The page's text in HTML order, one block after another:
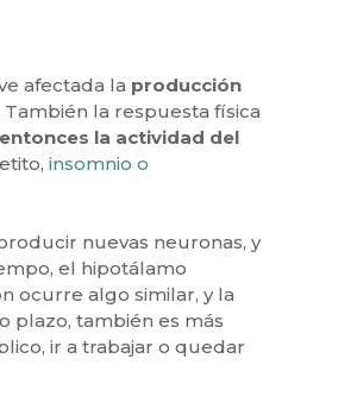
afectada la producción
la respuesta física
la actividad del
insomnio o
nuevas neuronas, y
el hipotálamo
ocurre algo similar, y la
plazo, también es más
ir a trabajar o quedar